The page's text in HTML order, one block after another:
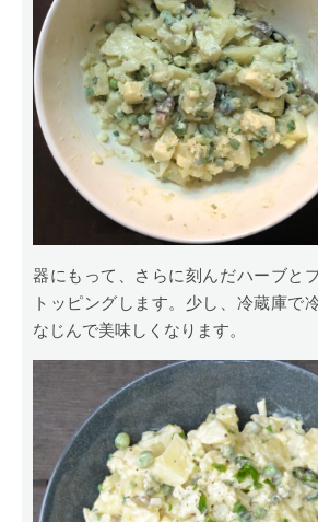
器にもって、さらに刻んだハーブと
トッピングします。少し、冷蔵庫で
なじんで美味しくなります。